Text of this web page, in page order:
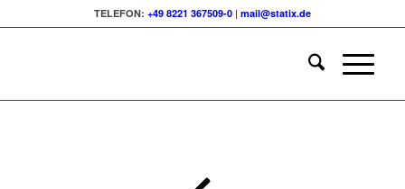
TELEFON: +49 8221 367509-0| mail@statix.de